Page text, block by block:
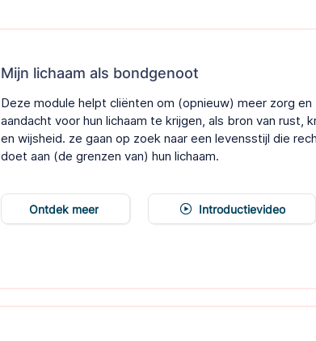
Mijn lichaam als bondgenoot
Deze module helpt cliënten om (opnieuw) meer zorg en
aandacht voor hun lichaam te krijgen, als bron van rust,
en wijsheid. ze gaan op zoek naar een levensstijl die
doet aan (de grenzen van) hun lichaam.
Ontdek meer Introductievideo